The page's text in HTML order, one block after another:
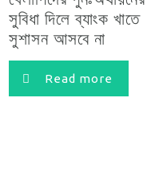
সুবিধা দিলে ব্যাংক খাতে
সুশাসন আসবে না
Read more